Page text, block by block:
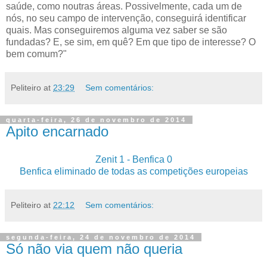
saúde, como noutras áreas. Possivelmente, cada um de
nós, no seu campo de intervenção, conseguirá identificar
quais. Mas conseguiremos alguma vez saber se são
fundadas? E, se sim, em quê? Em que tipo de interesse? O
bem comum?"
Peliteiro at 23:29 Sem comentários:
quarta-feira, 26 de novembro de 2014
Apito encarnado
Zenit 1 - Benfica 0
Benfica eliminado de todas as competições europeias
Peliteiro at 22:12 Sem comentários:
segunda-feira, 24 de novembro de 2014
Só não via quem não queria